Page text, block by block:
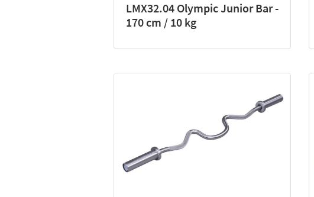
LMX32.04 Olympic Junior Bar -
170 cm / 10 kg